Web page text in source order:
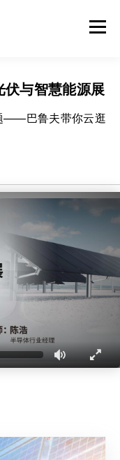
伏与智慧能源展
——巴鲁夫带你云逛